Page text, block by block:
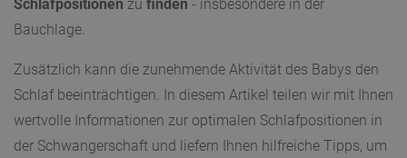
Schlafpositionen zu finden - insbesondere in der
Bauchlage.
Zusätzlich kann die zunehmende Aktivität des Babys den
Schlaf beeinträchtigen. In diesem Artikel teilen wir mit Ihnen
wertvolle Informationen zur optimalen Schlafpositionen in
der Schwangerschaft und liefern Ihnen hilfreiche Tipps, um